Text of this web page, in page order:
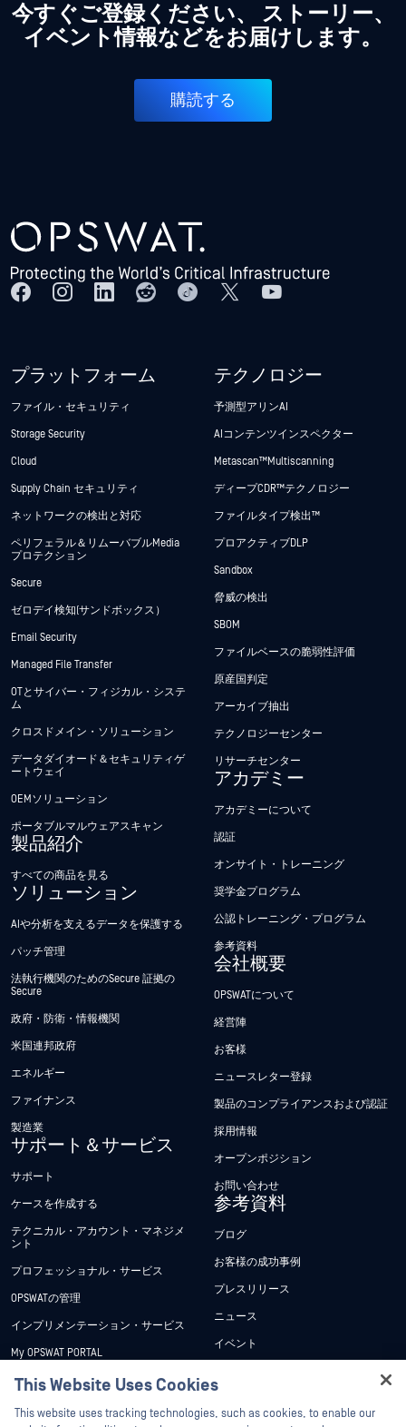
今すぐご登録ください、 ストーリー、
イベント情報などをお届けします。
購読する
プラットフォーム
ファイル・セキュリティ
Storage Security
Cloud
Supply Chain セキュリティ
ネットワークの検出と対応
ペリフェラル＆リムーバブルMedia
プロテクション
Secure
ゼロデイ検知(サンドボックス）
Email Security
Managed File Transfer
OTとサイバー・フィジカル・システ
ム
クロスドメイン・ソリューション
データダイオード＆セキュリティゲ
ートウェイ
OEMソリューション
ポータブルマルウェアスキャン
製品紹介
すべての商品を見る
ソリューション
AIや分析を支えるデータを保護する
パッチ管理
法執行機関のためのSecure 証拠の
Secure
政府・防衛・情報機関
米国連邦政府
エネルギー
ファイナンス
製造業
サポート＆サービス
サポート
ケースを作成する
テクニカル・アカウント・マネジメ
ント
プロフェッショナル・サービス
OPSWATの管理
インプリメンテーション・サービス
My OPSWAT PORTAL
技術文書
トレーニング
テクノロジー
予測型アリンAI
AIコンテンツインスペクター
Metascan™ Multiscanning
ディープCDR™テクノロジー
ファイルタイプ検出™
プロアクティブDLP
Sandbox
脅威の検出
SBOM
ファイルベースの脆弱性評価
原産国判定
アーカイブ抽出
テクノロジーセンター
リサーチセンター
アカデミー
アカデミーについて
認証
オンサイト・トレーニング
奨学金プログラム
公認トレーニング・プログラム
参考資料
会社概要
OPSWATについて
経営陣
お客様
ニュースレター登録
製品のコンプライアンスおよび認証
採用情報
オープンポジション
お問い合わせ
参考資料
ブログ
お客様の成功事例
プレスリリース
ニュース
イベント
This Website Uses Cookies
This website uses tracking technologies, such as cookies, to enable our
Hey there!